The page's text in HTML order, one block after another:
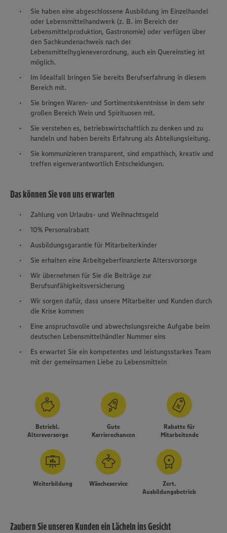
Sie haben eine abgeschlossene Ausbildung im Einzelhandel
oder Lebensmittelhandwerk (z. B. im Bereich der
Lebensmittelproduktion, Gastronomie) oder verfügen über
den Sachkundenachweis nach der
Lebensmittelhygieneverordnung, auch ein Quereinstieg ist
möglich.
Im Idealfall bringen Sie bereits Berufserfahrung in diesem
Bereich mit.
Sie bringen Waren- und Sortimentskenntnisse in dem sehr
großen Bereich Wein und Spirituosen mit.
Sie verstehen es, betriebswirtschaftlich zu denken und zu
handeln und haben bereits Erfahrung als Abteilungsleitung.
Sie kommunizieren transparent, sind empathisch, kreativ und
treffen eigenverantwortlich Entscheidungen.
Das können Sie von uns erwarten
Zahlung von Urlaubs- und Weihnachtsgeld
10% Personalrabatt
Ausbildungsgarantie für Mitarbeiterkinder
Sie erhalten eine Arbeitgeberfinanzierte Altersvorsorge
Wir übernehmen für Sie die Beiträge zur
Berufsunfähigkeitsversicherung
Wir sorgen dafür, dass unsere Mitarbeiter und Kunden durch
die Krise kommen
Eine anspruchsvolle und abwechslungsreiche Aufgabe beim
deutschen Lebensmittelhändler Nummer eins
Es erwartet Sie ein kompetentes und leistungsstarkes Team
mit der gemeinsamen Liebe zu Lebensmitteln
Betriebl.
Altersvorsorge
Gute
Karrierechancen
Rabatte für
Mitarbeitende
Weiterbildung Wäscheservice
Zert.
Ausbildungsbetrieb
Zaubern Sie unseren Kunden ein Lächeln ins Gesicht